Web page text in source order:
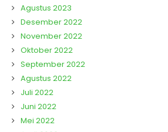
Agustus 2023
Desember 2022
November 2022
Oktober 2022
September 2022
Agustus 2022
Juli 2022
Juni 2022
Mei 2022